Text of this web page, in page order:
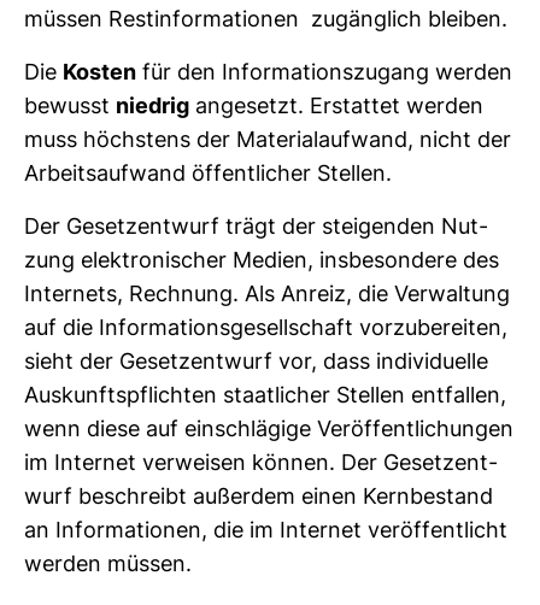
müssen Rest­in­for­ma­tionen zugäng­lich bleiben.
Die Kosten für den Infor­ma­ti­ons­zu­gang werden
bewusst niedrig ange­setzt. Erstattet werden
muss höchs­tens der Mate­ri­al­auf­wand, nicht der
Arbeits­auf­wand öffent­li­cher Stellen.
Der Gesetz­ent­wurf trägt der stei­genden Nut­
zung elek­tro­ni­scher Medien, ins­be­son­dere des
Inter­nets, Rech­nung. Als Anreiz, die Ver­wal­tung
auf die Infor­ma­ti­ons­ge­sell­schaft vor­zu­be­reiten,
sieht der Gesetz­ent­wurf vor, dass indi­vi­du­elle
Aus­kunfts­pflichten staat­li­cher Stellen ent­fallen,
wenn diese auf ein­schlä­gige Ver­öf­fent­li­chungen
im Internet ver­weisen können. Der Gesetz­ent­
wurf beschreibt außerdem einen Kern­be­stand
an Infor­ma­tionen, die im Internet ver­öf­fent­licht
werden müssen.